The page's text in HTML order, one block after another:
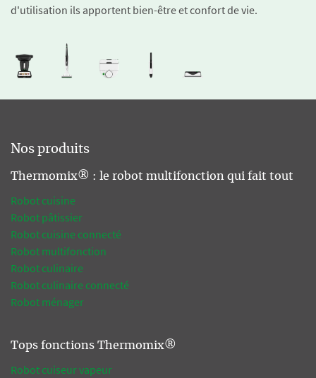
d'utilisation ils apportent bien-être et confort de vie.
Nos produits
Thermomix® : le robot multifonction qui fait tout
Robot cuisine
Robot pâtissier
Robot cuisine connecté
Robot multifonction
Robot culinaire
Robot culinaire connecté
Robot ménager
Tops fonctions Thermomix®
Robot cuiseur vapeur